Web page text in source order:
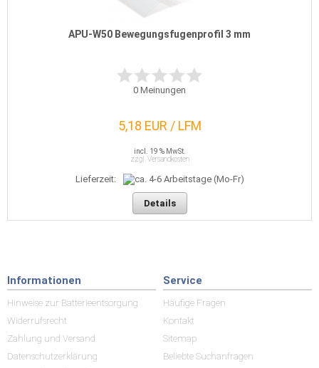
APU-W50 Bewegungsfugenprofil 3 mm
0 Meinungen
5,18 EUR / LFM
incl. 19 % MwSt.
zzgl. Versandkosten
Lieferzeit:
Details
Informationen
Hinweise zur Batterieentsorgung
Widerrufsrecht
Zahlung und Versand
Datenschutzerklärung
Service
Häufige Fragen
Kontakt
Sitemap
Beliebte Suchanfragen